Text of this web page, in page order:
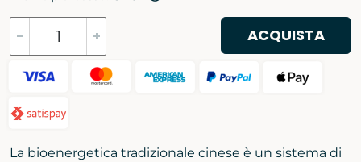
ACQUISTA
La bioenergetica tradizionale cinese è un sistema di